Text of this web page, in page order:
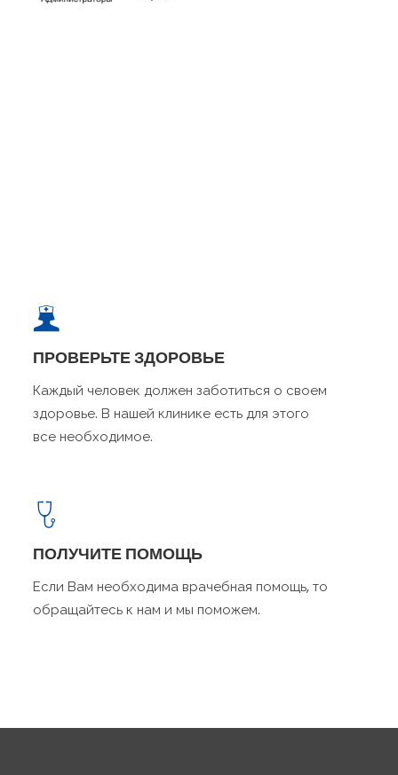
ПРОВЕРЬТЕ ЗДОРОВЬЕ
Каждый человек должен заботиться о своем
здоровье. В нашей клинике есть для этого
все необходимое.
ПОЛУЧИТЕ ПОМОЩЬ
Если Вам необходима врачебная помощь, то
обращайтесь к нам и мы поможем.